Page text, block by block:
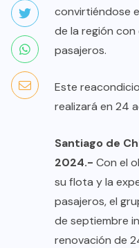
convirtiéndose
de la región
pasajeros.
Este
realizará en 24
Santiago de
2024.- Con el
su flota y la
pasajeros, el
de septiembre
renovación de